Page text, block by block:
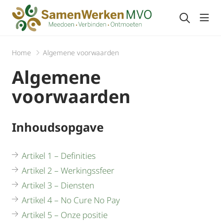
Home Algemene voorwaarden
Algemene
voorwaarden
Inhoudsopgave
Artikel 1 – Definities
Artikel 2 – Werkingssfeer
Artikel 3 – Diensten
Artikel 4 – No Cure No Pay
Artikel 5 – Onze positie